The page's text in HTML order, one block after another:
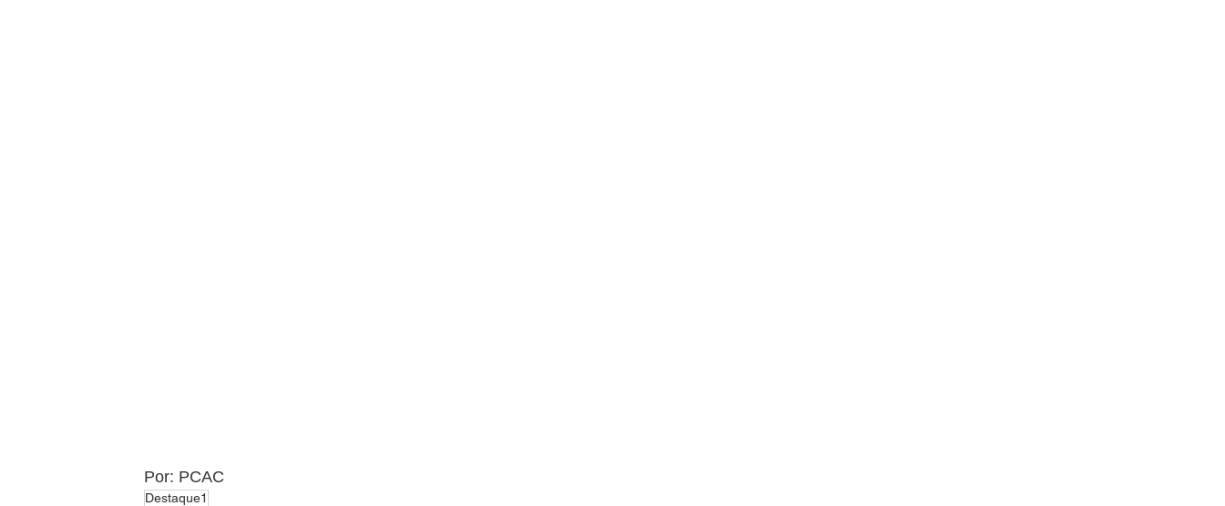
Por: PCAC
Destaque1